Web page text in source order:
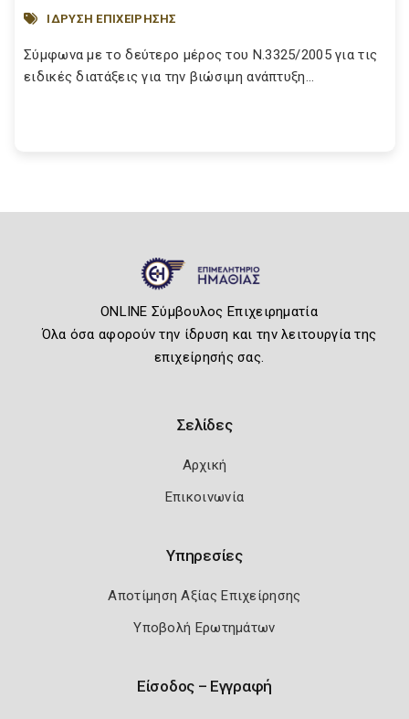
ΙΔΡΥΣΗ ΕΠΙΧΕΙΡΗΣΗΣ
Σύμφωνα με το δεύτερο μέρος του Ν.3325/2005 για τις
ειδικές διατάξεις για την βιώσιμη ανάπτυξη...
ONLINE Σύμβουλος Επιχειρηματία
Όλα όσα αφορούν την ίδρυση και την λειτουργία της
επιχείρησής σας.
Σελίδες
Αρχική
Επικοινωνία
Υπηρεσίες
Αποτίμηση Αξίας Επιχείρησης
Υποβολή Ερωτημάτων
Είσοδος – Εγγραφή